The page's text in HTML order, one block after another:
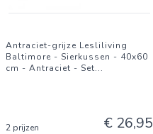
Antraciet-grijze Lesliliving
Baltimore - Sierkussen - 40x60
cm - Antraciet - Set...
2 prijzen € 26,95